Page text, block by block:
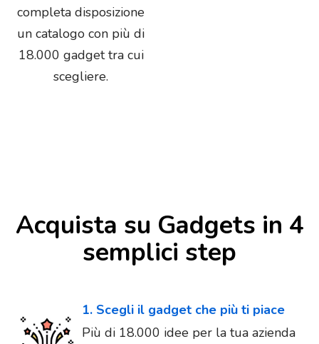
completa disposizione
un catalogo con più di
18.000 gadget tra cui
scegliere.
Acquista su Gadgets in 4
semplici step
1. Scegli il gadget che più ti piace
Più di 18.000 idee per la tua azienda